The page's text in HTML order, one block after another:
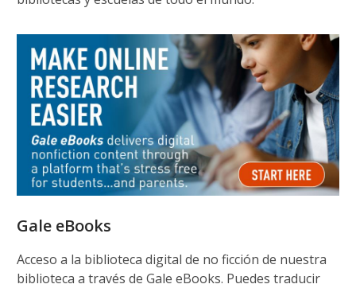
Gale eBooks
Acceso a la biblioteca digital de no ficción de nuestra
biblioteca a través de Gale eBooks. Puedes traducir